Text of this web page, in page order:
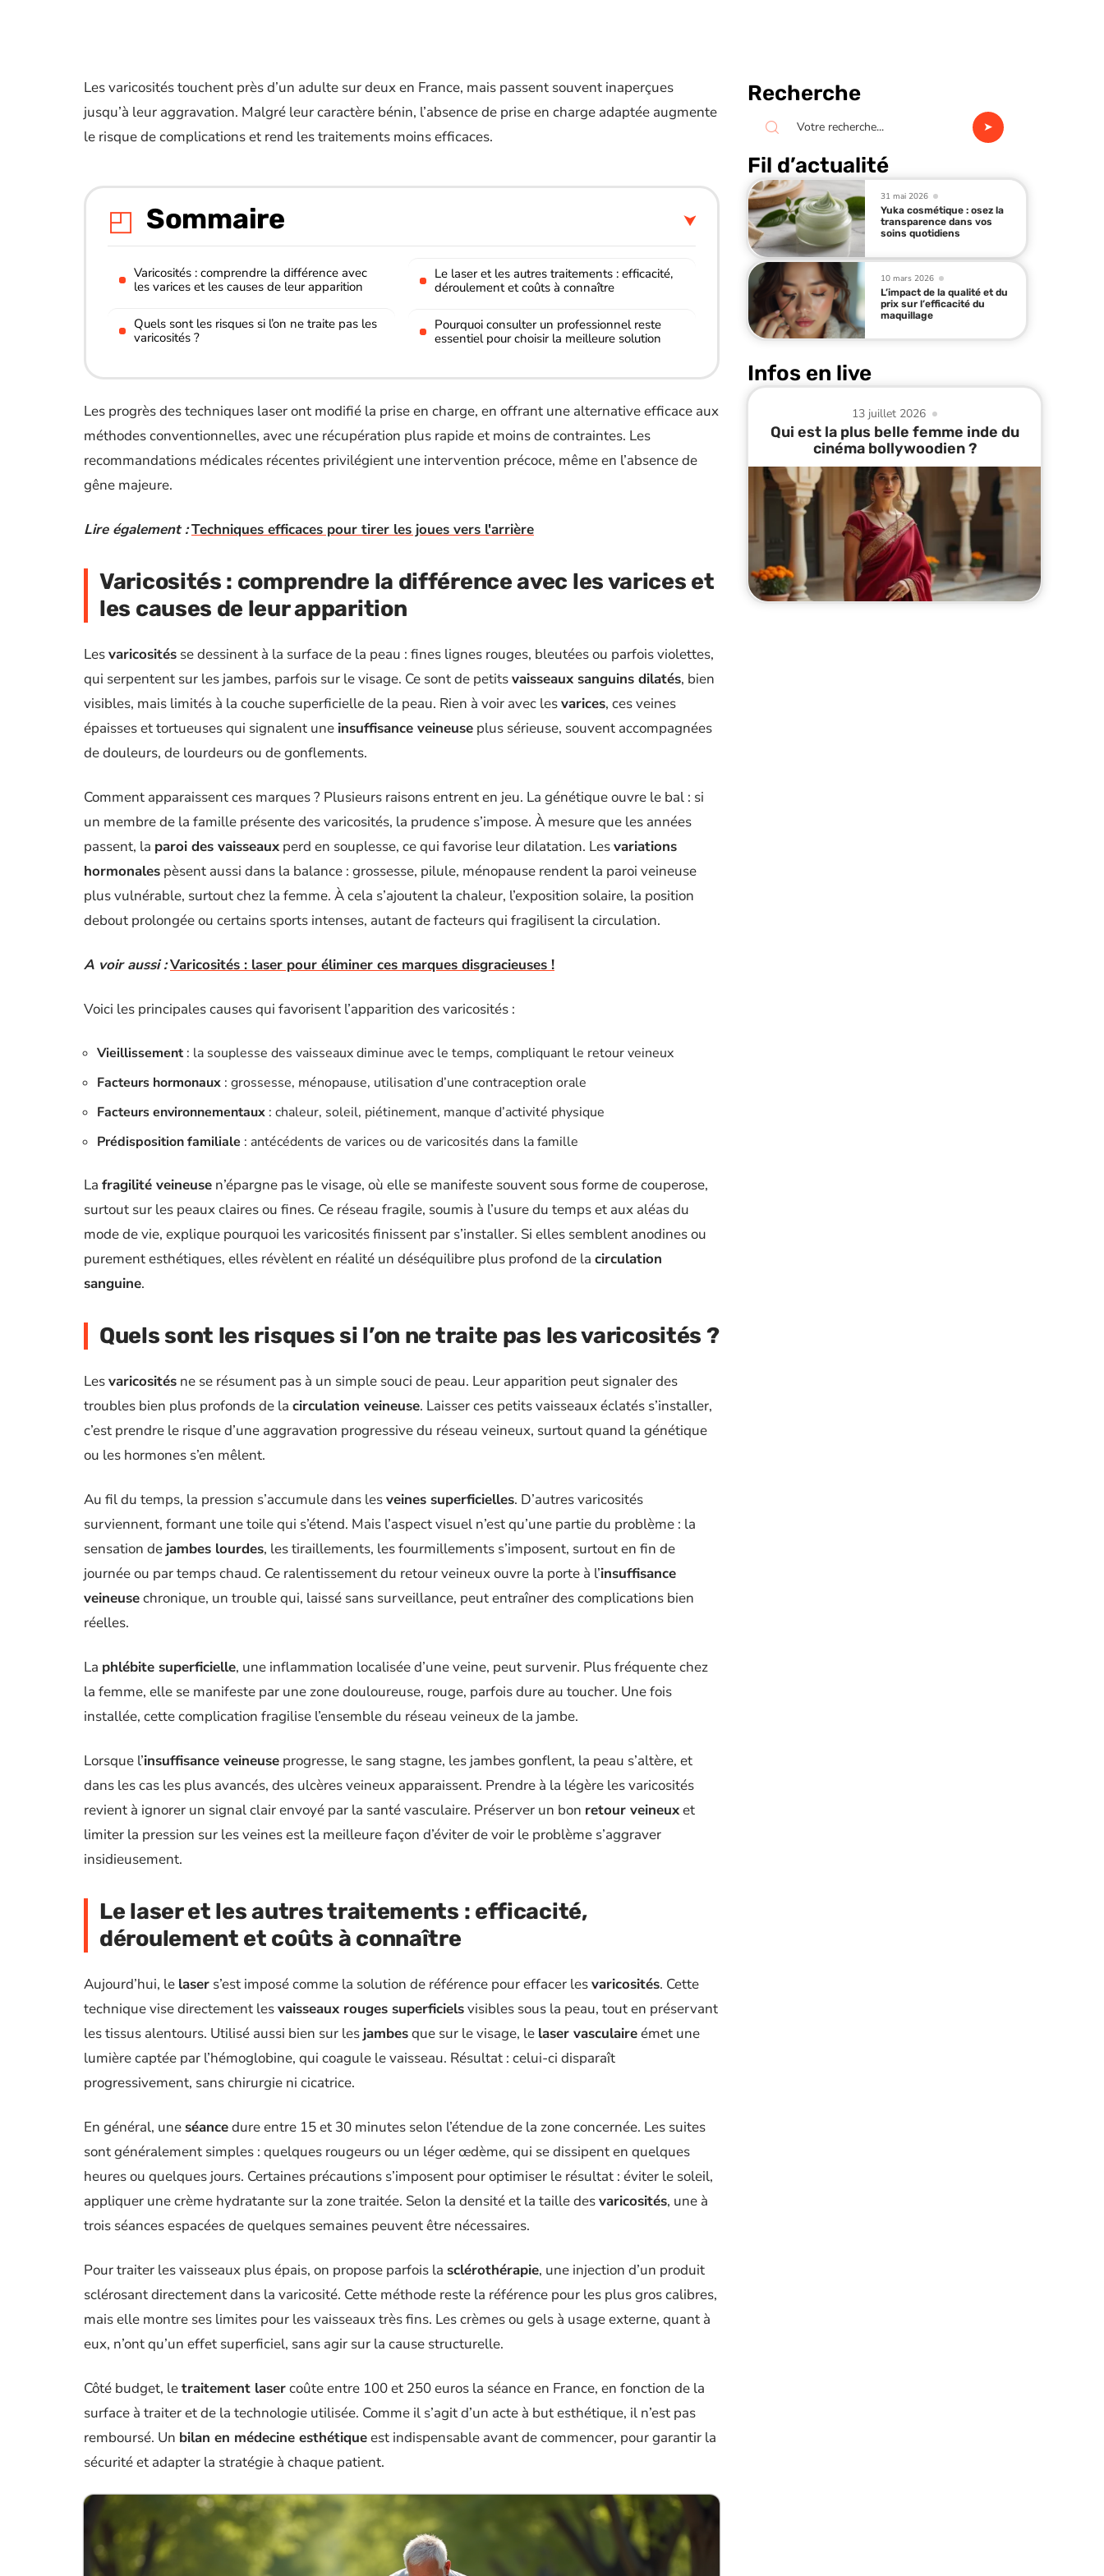
Les varicosités touchent près d’un adulte sur deux en France, mais passent souvent inaperçues
jusqu’à leur aggravation. Malgré leur caractère bénin, l’absence de prise en charge adaptée augmente
le risque de complications et rend les traitements moins efficaces.
Sommaire
Varicosités : comprendre la différence avec
les varices et les causes de leur apparition
Quels sont les risques si l’on ne traite pas les
varicosités ?
Le laser et les autres traitements : efficacité,
déroulement et coûts à connaître
Pourquoi consulter un professionnel reste
essentiel pour choisir la meilleure solution
Les progrès des techniques laser ont modifié la prise en charge, en offrant une alternative efficace aux
méthodes conventionnelles, avec une récupération plus rapide et moins de contraintes. Les
recommandations médicales récentes privilégient une intervention précoce, même en l’absence de
gêne majeure.
Lire également :Techniques efficaces pour tirer les joues vers l'arrière
Varicosités : comprendre la différence avec les varices et
les causes de leur apparition
Lesvaricosités se dessinent à la surface de la peau : fines lignes rouges, bleutées ou parfois violettes,
qui serpentent sur les jambes, parfois sur le visage. Ce sont de petitsvaisseaux sanguins dilatés, bien
visibles, mais limités à la couche superficielle de la peau. Rien à voir avec lesvarices, ces veines
épaisses et tortueuses qui signalent une insuffisance veineuse plus sérieuse, souvent accompagnées
de douleurs, de lourdeurs ou de gonflements.
Comment apparaissent ces marques ? Plusieurs raisons entrent en jeu. La génétique ouvre le bal : si
un membre de la famille présente des varicosités, la prudence s’impose. À mesure que les années
passent, la paroi des vaisseaux perd en souplesse, ce qui favorise leur dilatation. Lesvariations
hormonales pèsent aussi dans la balance : grossesse, pilule, ménopause rendent la paroi veineuse
plus vulnérable, surtout chez la femme. À cela s’ajoutent la chaleur, l’exposition solaire, la position
debout prolongée ou certains sports intenses, autant de facteurs qui fragilisent la circulation.
A voir aussi :Varicosités : laser pour éliminer ces marques disgracieuses !
Voici les principales causes qui favorisent l’apparition des varicosités :
Vieillissement : la souplesse des vaisseaux diminue avec le temps, compliquant le retour veineux
Facteurs hormonaux : grossesse, ménopause, utilisation d’une contraception orale
Facteurs environnementaux : chaleur, soleil, piétinement, manque d’activité physique
Prédisposition familiale : antécédents de varices ou de varicosités dans la famille
La fragilité veineuse n’épargne pas le visage, où elle se manifeste souvent sous forme de couperose,
surtout sur les peaux claires ou fines. Ce réseau fragile, soumis à l’usure du temps et aux aléas du
mode de vie, explique pourquoi les varicosités finissent par s’installer. Si elles semblent anodines ou
purement esthétiques, elles révèlent en réalité un déséquilibre plus profond de la circulation
sanguine.
Quels sont les risques si l’on ne traite pas les varicosités ?
Lesvaricosités ne se résument pas à un simple souci de peau. Leur apparition peut signaler des
troubles bien plus profonds de la circulation veineuse. Laisser ces petits vaisseaux éclatés s’installer,
c’est prendre le risque d’une aggravation progressive du réseau veineux, surtout quand la génétique
ou les hormones s’en mêlent.
Au fil du temps, la pression s’accumule dans lesveines superficielles. D’autres varicosités
surviennent, formant une toile qui s’étend. Mais l’aspect visuel n’est qu’une partie du problème : la
sensation de jambes lourdes, les tiraillements, les fourmillements s’imposent, surtout en fin de
journée ou par temps chaud. Ce ralentissement du retour veineux ouvre la porte à l’insuffisance
veineusechronique, un trouble qui, laissé sans surveillance, peut entraîner des complications bien
réelles.
La phlébite superficielle, une inflammation localisée d’une veine, peut survenir. Plus fréquente chez
la femme, elle se manifeste par une zone douloureuse, rouge, parfois dure au toucher. Une fois
installée, cette complication fragilise l’ensemble du réseau veineux de la jambe.
Lorsque l’insuffisance veineuse progresse, le sang stagne, les jambes gonflent, la peau s’altère, et
dans les cas les plus avancés, des ulcères veineux apparaissent. Prendre à la légère les varicosités
revient à ignorer un signal clair envoyé par la santé vasculaire. Préserver un bon retour veineuxet
limiter la pression sur les veines est la meilleure façon d’éviter de voir le problème s’aggraver
insidieusement.
Le laser et les autres traitements : efficacité,
déroulement et coûts à connaître
Aujourd’hui, le laser s’est imposé comme la solution de référence pour effacer lesvaricosités. Cette
technique vise directement lesvaisseaux rouges superficielsvisibles sous la peau, tout en préservant
les tissus alentours. Utilisé aussi bien sur les jambesque sur le visage, le laser vasculaireémet une
lumière captée par l’hémoglobine, qui coagule le vaisseau. Résultat : celui-ci disparaît
progressivement, sans chirurgie ni cicatrice.
En général, une séancedure entre 15 et 30 minutes selon l’étendue de la zone concernée. Les suites
sont généralement simples : quelques rougeurs ou un léger œdème, qui se dissipent en quelques
heures ou quelques jours. Certaines précautions s’imposent pour optimiser le résultat : éviter le soleil,
appliquer une crème hydratante sur la zone traitée. Selon la densité et la taille desvaricosités, une à
trois séances espacées de quelques semaines peuvent être nécessaires.
Pour traiter les vaisseaux plus épais, on propose parfois la sclérothérapie, une injection d’un produit
sclérosant directement dans la varicosité. Cette méthode reste la référence pour les plus gros calibres,
mais elle montre ses limites pour les vaisseaux très fins. Les crèmes ou gels à usage externe, quant à
eux, n’ont qu’un effet superficiel, sans agir sur la cause structurelle.
Côté budget, letraitement lasercoûte entre 100 et 250 euros la séance en France, en fonction de la
surface à traiter et de la technologie utilisée. Comme il s’agit d’un acte à but esthétique, il n’est pas
remboursé. Un bilan en médecine esthétiqueest indispensable avant de commencer, pour garantir la
sécurité et adapter la stratégie à chaque patient.
Recherche
Fil d’actualité
31 mai 2026
Yuka cosmétique : osez la
transparence dans vos
soins quotidiens
10 mars 2026
L’impact de la qualité et du
prix sur l’efficacité du
maquillage
Infos en live
13 juillet 2026
Qui est la plus belle femme inde du
cinéma bollywoodien ?